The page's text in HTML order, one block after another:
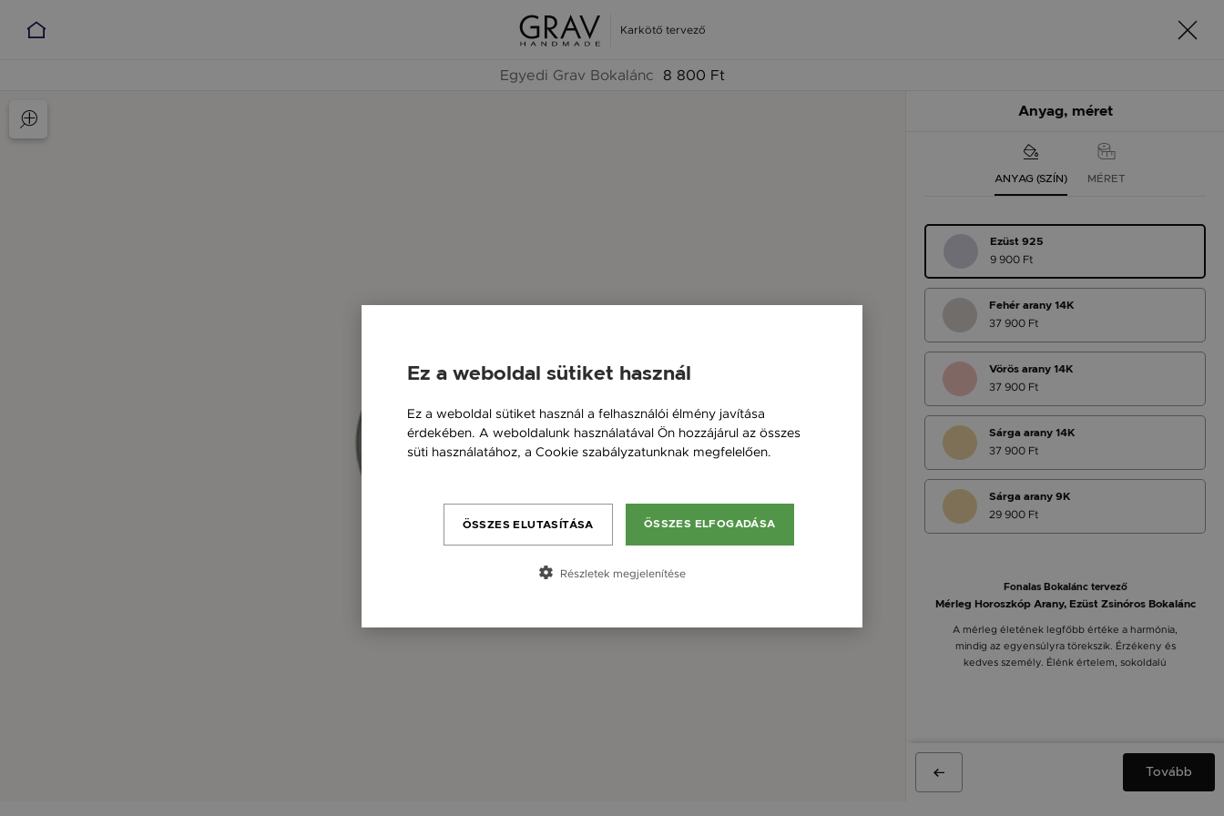
Karkötő tervező
Egyedi Grav Bokalánc 8 800 Ft
Anyag, méret
ANYAG (SZÍN) MÉRET
Ezüst 925
9 900 Ft
Fehér arany 14K
37 900 Ft
Vörös arany 14K
37 900 Ft
Sárga arany 14K
37 900 Ft
Sárga arany 9K
29 900 Ft
Fonalas Bokalánc tervező
Mérleg Horoszkóp Arany, Ezüst Zsinóros Bokalánc
A mérleg életének legfőbb értéke a harmónia,
mindig az egyensúlyra törekszik. Érzékeny és
kedves személy. Élénk értelem, sokoldalú
Tovább
Ez a weboldal sütiket használ
Ez a weboldal sütiket használ a felhasználói élmény javítása
érdekében. A weboldalunk használatával Ön hozzájárul az összes
süti használatához, a Cookie szabályzatunknak megfelelően.
ÖSSZES ELFOGADÁSA
ÖSSZES ELUTASÍTÁSA
Részletek megjelenítése